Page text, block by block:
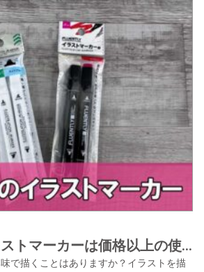
トマーカーは価格以上の使...
で描くことはありますか？イラストを描